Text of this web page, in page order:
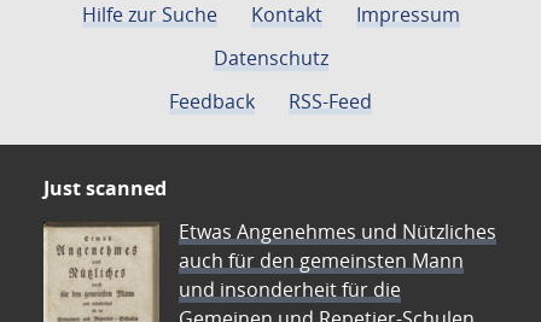
Hilfe zur Suche Kontakt
Impressum
Datenschutz
Feedback
RSS-Feed
Just scanned
Etwas Angenehmes und Nützliches
auch für den gemeinsten Mann
und insonderheit für die